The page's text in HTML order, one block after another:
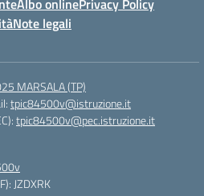
Albo onlinePrivacy Policy
Note legali
MARSALA (TP)
tpic84500v@istruzione.it
tpic84500v@pec.istruzione.it
JZDXRK